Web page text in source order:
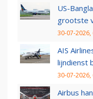
US-
grootste
30-07-2026,
AIS
lijndienst
30-07-2026,
Airbus